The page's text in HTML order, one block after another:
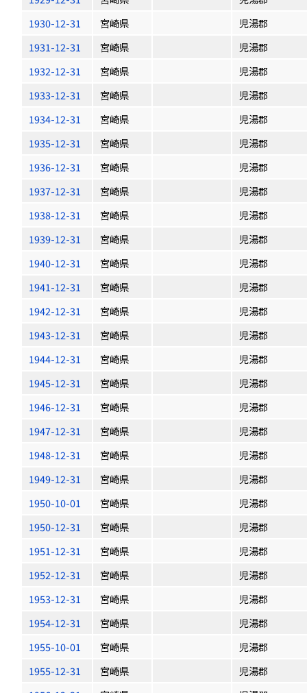
1930-12-31
宮崎県
児湯郡
1931-12-31
宮崎県
児湯郡
1932-12-31
宮崎県
児湯郡
1933-12-31
宮崎県
児湯郡
1934-12-31
宮崎県
児湯郡
1935-12-31
宮崎県
児湯郡
1936-12-31
宮崎県
児湯郡
1937-12-31
宮崎県
児湯郡
1938-12-31
宮崎県
児湯郡
1939-12-31
宮崎県
児湯郡
1940-12-31
宮崎県
児湯郡
1941-12-31
宮崎県
児湯郡
1942-12-31
宮崎県
児湯郡
1943-12-31
宮崎県
児湯郡
1944-12-31
宮崎県
児湯郡
1945-12-31
宮崎県
児湯郡
1946-12-31
宮崎県
児湯郡
1947-12-31
宮崎県
児湯郡
1948-12-31
宮崎県
児湯郡
1949-12-31
宮崎県
児湯郡
1950-10-01
宮崎県
児湯郡
1950-12-31
宮崎県
児湯郡
1951-12-31
宮崎県
児湯郡
1952-12-31
宮崎県
児湯郡
1953-12-31
宮崎県
児湯郡
1954-12-31
宮崎県
児湯郡
1955-10-01
宮崎県
児湯郡
1955-12-31
宮崎県
児湯郡